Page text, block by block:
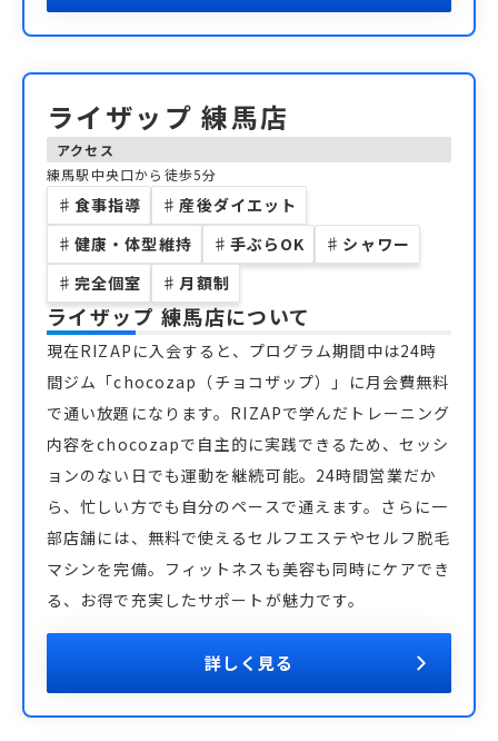
ライザップ 練馬店
アクセス
練馬駅中央口から徒歩5分
♯ 食事指導 ♯ 産後ダイエット
♯ 健康・体型維持 ♯ 手ぶらOK ♯ シャワー
♯ 完全個室 ♯ 月額制
ライザップ 練馬店について
現在RIZAPに入会すると、プログラム期間中は24時
間ジム「chocozap（チョコザップ）」に月会費無料
で通い放題になります。RIZAPで学んだトレーニング
内容をchocozapで自主的に実践できるため、セッシ
ョンのない日でも運動を継続可能。24時間営業だか
ら、忙しい方でも自分のペースで通えます。さらに一
部店舗には、無料で使えるセルフエステやセルフ脱毛
マシンを完備。フィットネスも美容も同時にケアでき
る、お得で充実したサポートが魅力です。
詳しく見る